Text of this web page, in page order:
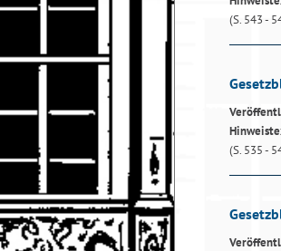
(S. 543 -
(S. 535 -